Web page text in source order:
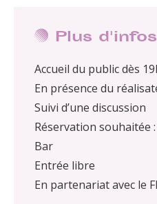
Plus d'infos
Accueil du public dès
En présence du
Suivi d’une discussion
Réservation souhaitée
Bar
Entrée libre
En partenariat avec le